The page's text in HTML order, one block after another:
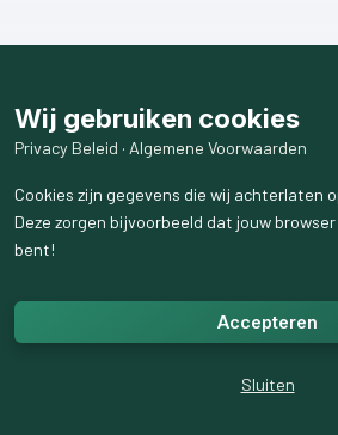
Wij gebruiken cookies
Privacy Beleid · Algemene Voorwaarden
Cookies zijn gegevens die wij achterlaten
Deze zorgen bijvoorbeeld dat jouw
bent!
Accepteren
Sluiten